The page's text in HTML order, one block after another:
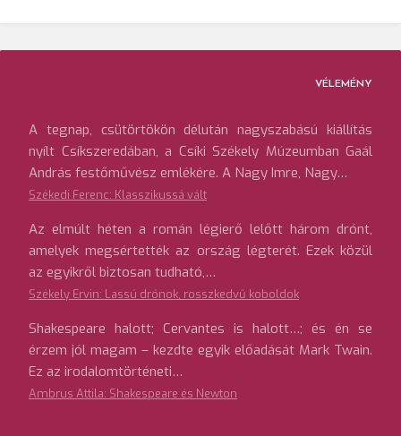
VÉLEMÉNY
A tegnap, csütörtökön délután nagyszabású kiállítás
nyílt Csíkszeredában, a Csíki Székely Múzeumban Gaál
András festőművész emlékére. A Nagy Imre, Nagy…
Székedi Ferenc: Klasszikussá vált
Az elmúlt héten a román légierő lelőtt három drónt,
amelyek megsértették az ország légterét. Ezek közül
az egyikről biztosan tudható,…
Székely Ervin: Lassú drónok, rosszkedvű koboldok
Shakespeare halott; Cervantes is halott…; és én se
érzem jól magam – kezdte egyik előadását Mark Twain.
Ez az irodalomtörténeti…
Ambrus Attila: Shakespeare és Newton